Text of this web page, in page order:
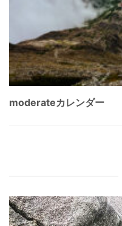
moderateカレンダー